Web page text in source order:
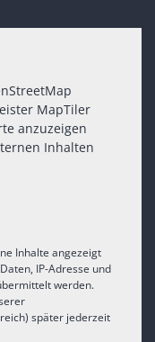
MapTiler
anzuzeigen
Inhalten
Inhalte angezeigt
IP-Adresse und
werden.
später jederzeit